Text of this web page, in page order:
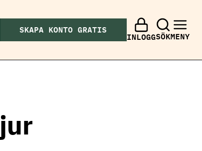
SKAPA KONTO GRATIS
INLOGGSÖKMENY